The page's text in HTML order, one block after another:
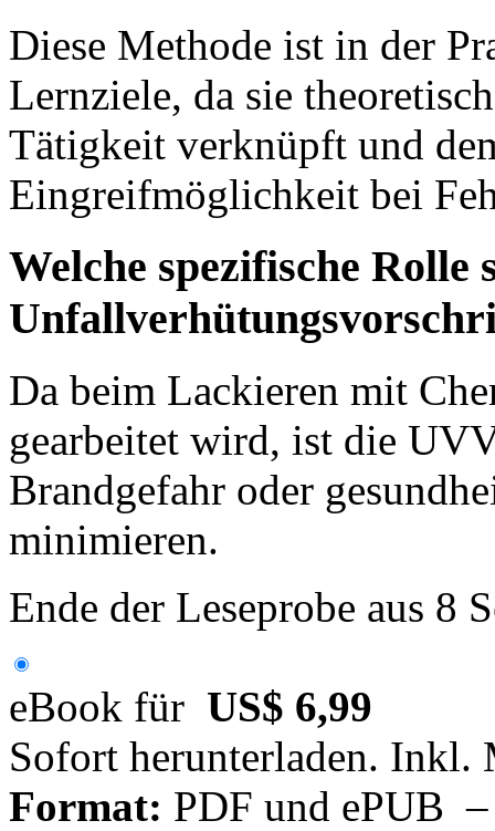
Diese Methode ist in der
Lernziele, da sie
Tätigkeit verknüpft und
Eingreifmöglichkeit bei
Welche spezifische Rolle
Da beim Lackieren mit
gearbeitet wird, ist die
Brandgefahr oder
minimieren.
Ende der Leseprobe aus 8
eBook für US$ 6,99
Sofort herunterladen. Inkl.
Format: PDF und ePUB